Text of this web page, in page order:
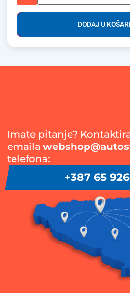
DODAJ U
Imate pitanje?
emaila
telefona:
+387 65